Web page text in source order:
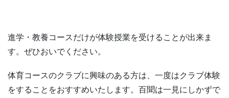
進学・教養コースだけが体験授業を受けることが出来ま
す。ぜひおいでください。
体育コースのクラブに興味のある方は、一度はクラブ体験
をすることをおすすめいたします。百聞は一見にしかずで